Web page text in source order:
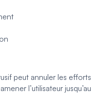
peut annuler les efforts
l’utilisateur jusqu’au